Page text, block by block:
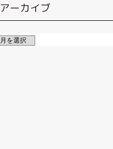
アーカイブ